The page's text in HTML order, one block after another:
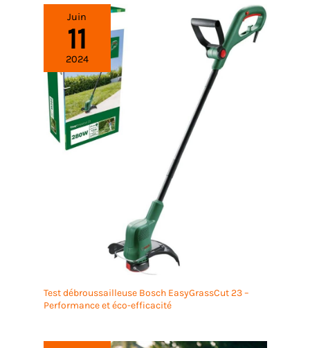
Juin
11
2024
Test débroussailleuse Bosch EasyGrassCut 23 –
Performance et éco-efficacité